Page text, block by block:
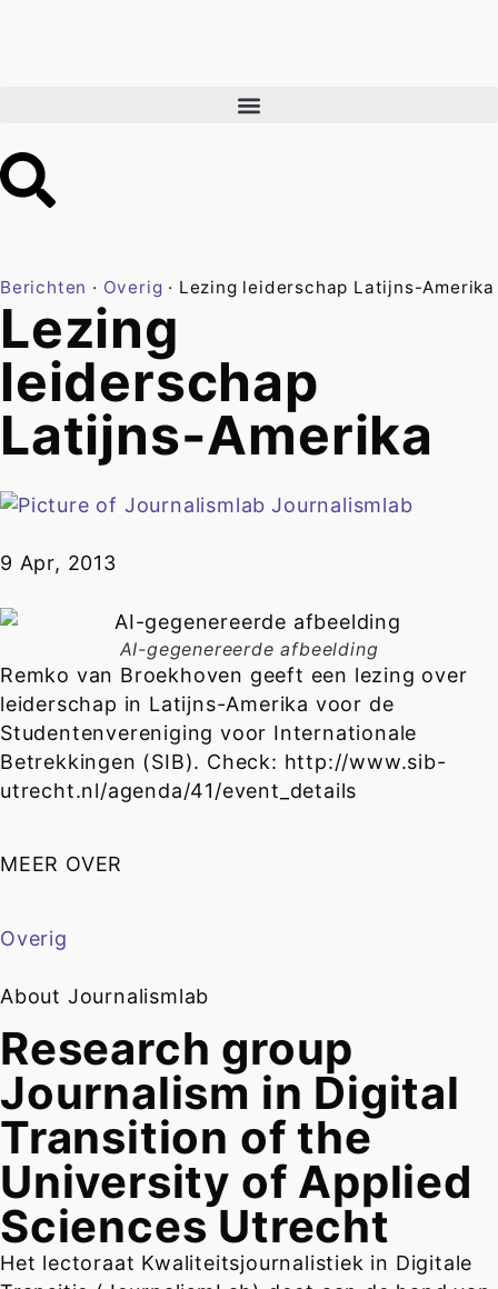
Berichten · Overig · Lezing leiderschap Latijns-Amerika
Lezing
leiderschap
Latijns-Amerika
Journalismlab
9 Apr, 2013
AI-gegenereerde afbeelding
Remko van Broekhoven geeft een lezing over
leiderschap in Latijns-Amerika voor de
Studentenvereniging voor Internationale
Betrekkingen (SIB). Check: http://www.sib-
utrecht.nl/agenda/41/event_details
MEER OVER
Overig
About Journalismlab
Research group
Journalism in Digital
Transition of the
University of Applied
Sciences Utrecht
Het lectoraat Kwaliteitsjournalistiek in Digitale